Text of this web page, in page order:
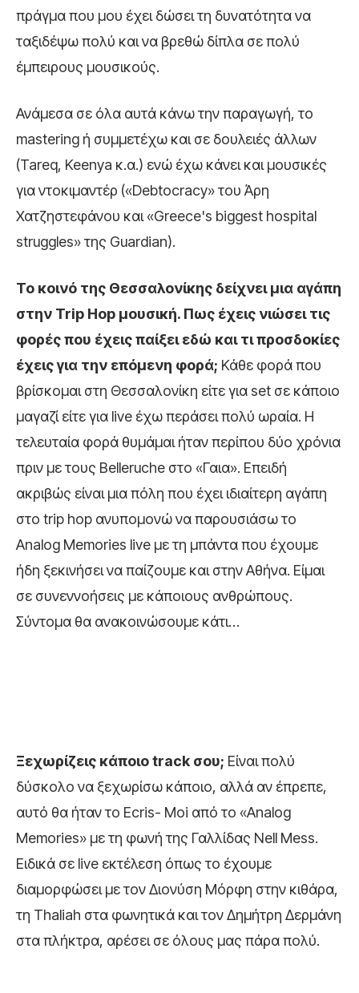
πράγμα που μου έχει δώσει τη δυνατότητα να
ταξιδέψω πολύ και να βρεθώ δίπλα σε πολύ
έμπειρους μουσικούς.
Ανάμεσα σε όλα αυτά κάνω την παραγωγή, το
mastering ή συμμετέχω και σε δουλειές άλλων
(Tareq, Keenya κ.α.) ενώ έχω κάνει και μουσικές
για ντοκιμαντέρ («Debtocracy» του Άρη
Χατζηστεφάνου και «Greece's biggest hospital
struggles» της Guardian).
Το κοινό της Θεσσαλονίκης δείχνει μια αγάπη
στην Trip Hop μουσική. Πως έχεις νιώσει τις
φορές που έχεις παίξει εδώ και τι προσδοκίες
έχεις για την επόμενη φορά; Κάθε φορά που
βρίσκομαι στη Θεσσαλονίκη είτε για set σε κάποιο
μαγαζί είτε για live έχω περάσει πολύ ωραία. Η
τελευταία φορά θυμάμαι ήταν περίπου δύο χρόνια
πριν με τους Belleruche στο «Γαια». Επειδή
ακριβώς είναι μια πόλη που έχει ιδιαίτερη αγάπη
στο trip hop ανυπομονώ να παρουσιάσω το
Analog Memories live με τη μπάντα που έχουμε
ήδη ξεκινήσει να παίζουμε και στην Αθήνα. Είμαι
σε συνεννοήσεις με κάποιους ανθρώπους.
Σύντομα θα ανακοινώσουμε κάτι…
Ξεχωρίζεις κάποιοtrack σου; Είναι πολύ
δύσκολο να ξεχωρίσω κάποιο, αλλά αν έπρεπε,
αυτό θα ήταν το Ecris- Moi από το «Analog
Memories» με τη φωνή της Γαλλίδας Nell Mess.
Ειδικά σε live εκτέλεση όπως το έχουμε
διαμορφώσει με τον Διονύση Μόρφη στην κιθάρα,
τη Thaliah στα φωνητικά και τον Δημήτρη Δερμάνη
στα πλήκτρα, αρέσει σε όλους μας πάρα πολύ.